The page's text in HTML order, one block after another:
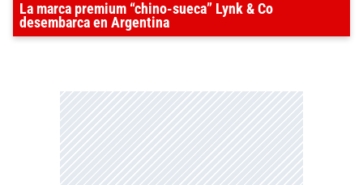
La marca premium “chino-sueca” Lynk & Co
desembarca en Argentina